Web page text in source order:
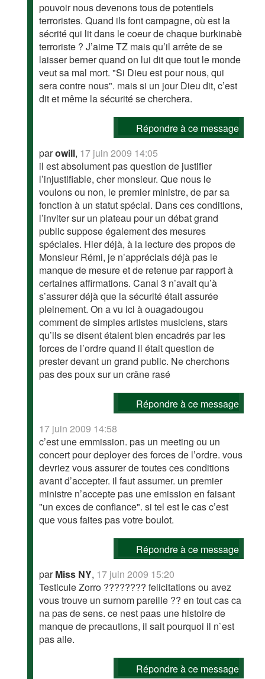
pouvoir nous devenons tous de potentiels
terroristes. Quand ils font campagne, où est la
sécrité qui lit dans le coeur de chaque burkinabè
terroriste ? J’aime TZ mais qu’il arrête de se
laisser berner quand on lui dit que tout le monde
veut sa mal mort. "Si Dieu est pour nous, qui
sera contre nous". mais si un jour Dieu dit, c’est
dit et même la sécurité se cherchera.
Répondre à ce message
parowill, 17 juin 2009 14:05
il est absolument pas question de justifier
l’injustifiable, cher monsieur. Que nous le
voulons ou non, le premier ministre, de par sa
fonction à un statut spécial. Dans ces conditions,
l’inviter sur un plateau pour un débat grand
public suppose également des mesures
spéciales. Hier déjà, à la lecture des propos de
Monsieur Rémi, je n’appréciais déjà pas le
manque de mesure et de retenue par rapport à
certaines affirmations. Canal 3 n’avait qu’à
s’assurer déjà que la sécurité était assurée
pleinement. On a vu ici à ouagadougou
comment de simples artistes musiciens, stars
qu’ils se disent étaient bien encadrés par les
forces de l’ordre quand il était question de
prester devant un grand public. Ne cherchons
pas des poux sur un crâne rasé
Répondre à ce message
17 juin 2009 14:58
c’est une emmission. pas un meeting ou un
concert pour deployer des forces de l’ordre. vous
devriez vous assurer de toutes ces conditions
avant d’accepter. il faut assumer. un premier
ministre n’accepte pas une emission en faisant
"un exces de confiance". si tel est le cas c’est
que vous faites pas votre boulot.
Répondre à ce message
parMiss NY, 17 juin 2009 15:20
Testicule Zorro ???????? felicitations ou avez
vous trouve un surnom pareille ?? en tout cas ca
na pas de sens. ce nest paas une histoire de
manque de precautions, il sait pourquoi il n`est
pas alle.
Répondre à ce message